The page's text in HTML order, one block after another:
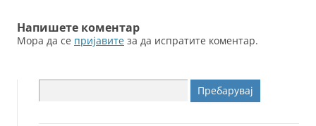
Напишете коментар
Мора да се пријавите за да испратите коментар.
за: